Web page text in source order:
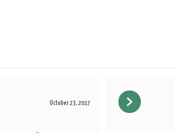
October 23, 2017